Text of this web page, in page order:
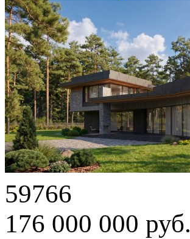
59766
176 000 000 руб.